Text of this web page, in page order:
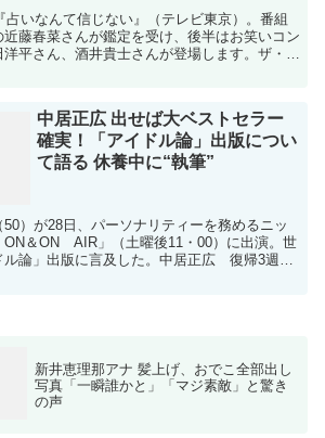
占いなんて信じない』（テレビ東京）。番組
藤春菜さんが鑑定を受け、後半はお笑いコン
平さん、酒井貴士さんが登場します。ザ・マ
中居正広 出せば大ベストセラー
確実！「アイドル論」出版につい
て語る 休養中に“執筆”
）が28日、パーソナリティーを務めるニッ
＆ON AIR」（土曜後11・00）に出演。世
ル論」出版に言及した。中居正広 復帰3週目
新井恵理那アナ 髪上げ、おでこ全部出し
写真「一瞬誰かと」「マジ素敵」と驚き
の声